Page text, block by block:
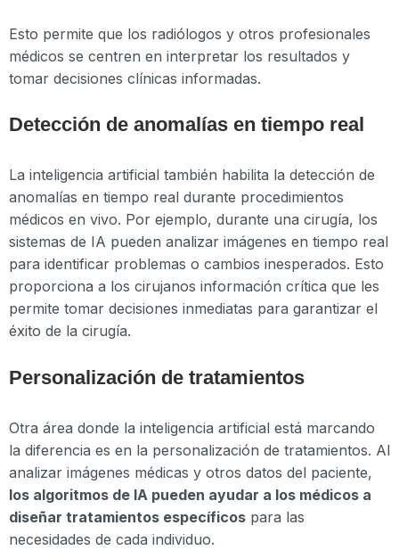
Esto permite que los radiólogos y otros profesionales
médicos se centren en interpretar los resultados y
tomar decisiones clínicas informadas.
Detección de anomalías en tiempo real
La inteligencia artificial también habilita la detección de
anomalías en tiempo real durante procedimientos
médicos en vivo. Por ejemplo, durante una cirugía, los
sistemas de IA pueden analizar imágenes en tiempo real
para identificar problemas o cambios inesperados. Esto
proporciona a los cirujanos información crítica que les
permite tomar decisiones inmediatas para garantizar el
éxito de la cirugía.
Personalización de tratamientos
Otra área donde la inteligencia artificial está marcando
la diferencia es en la personalización de tratamientos. Al
analizar imágenes médicas y otros datos del paciente,
los algoritmos de IA pueden ayudar a los médicos a
diseñar tratamientos específicos para las
necesidades de cada individuo.